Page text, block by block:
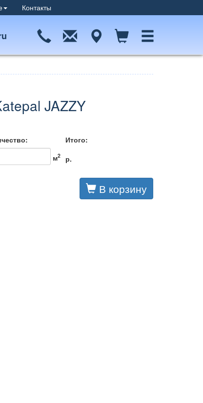
Контакты
JAZZY
м2
Итого:
р.
В корзину